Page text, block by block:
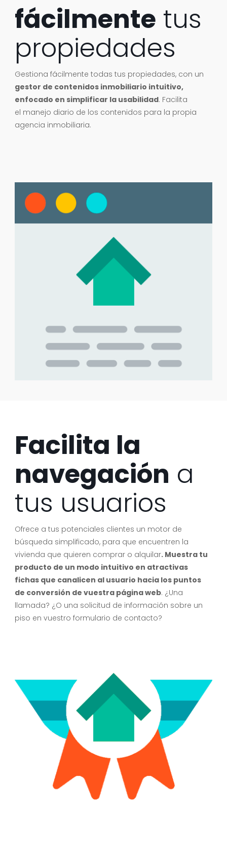
fácilmente tus
propiedades
Gestiona fácilmente todas tus propiedades, con un
gestor de contenidos inmobiliario intuitivo,
enfocado en simplificar la usabilidad. Facilita
el manejo diario de los contenidos para la propia
agencia inmobiliaria.
Facilita la
navegación a
tus usuarios
Ofrece a tus potenciales clientes un motor de
búsqueda simplificado, para que encuentren la
vivienda que quieren comprar o alquilar. Muestra tu
producto de un modo intuitivo en atractivas
fichas que canalicen al usuario hacia los puntos
de conversión de vuestra página web. ¿Una
llamada? ¿O una solicitud de información sobre un
piso en vuestro formulario de contacto?